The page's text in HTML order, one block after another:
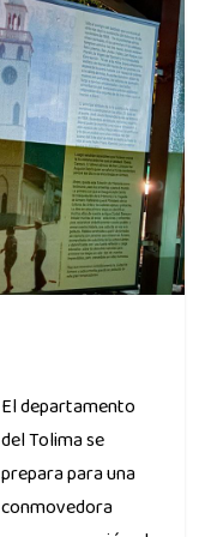
El departamento
del Tolima se
prepara para una
conmovedora